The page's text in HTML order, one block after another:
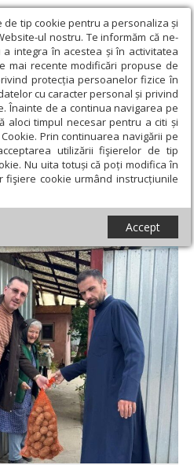
de tip cookie pentru a personaliza și
ul nostru. Te informăm că ne-
integra în acestea și în activitatea
mai recente modificări propuse de
protecția persoanelor fizice în
cu caracter personal și privind
Înainte de a continua navigarea pe
aloci timpul necesar pentru a citi și
Prin continuarea navigării pe
utilizării fişierelor de tip
Nu uita totuși că poți modifica în
fişiere cookie urmând instrucțiunile
Accept
Acțiune social-filantropică în județul
în județul Arad